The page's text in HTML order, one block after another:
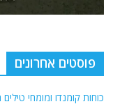
פוסטים אחרונים
כוחות קומנדו ומומחי